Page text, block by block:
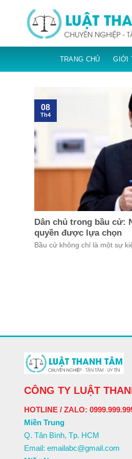
TRANG CHỦ GIỚI
Dân chủ trong bầu cử:
quyền được lựa chọn
Bầu cử không chỉ là một sự
08
Th4
CÔNG TY LUẬT
HOTLINE / ZALO:
Miền Trung
Q. Tân Bình, Tp. HCM
Email: emailabc@gmail.com